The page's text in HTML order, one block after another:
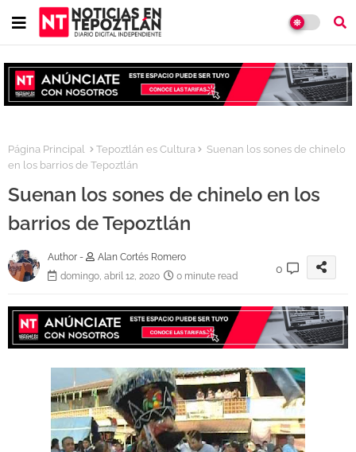
Página Principal Tepoztlán es Cultura
Suenan los sones de chinelo
en los barrios de Tepoztlán
Suenan los sones de chinelo en los
barrios de Tepoztlán
Author -
Alan Cortés Romero
domingo, abril 12, 2020
0 minute read
0